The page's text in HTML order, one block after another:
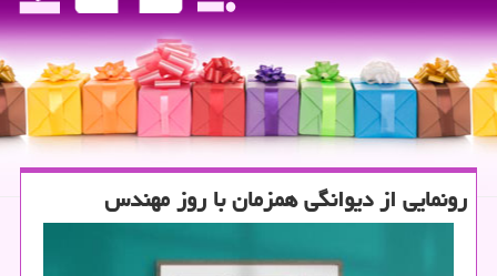
رونمایی از دیوانگی همزمان با روز مهندس